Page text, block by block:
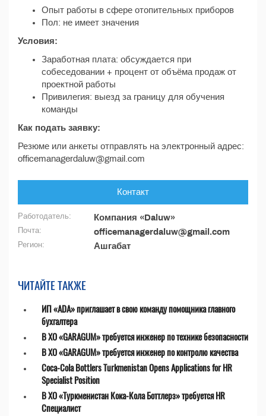
Опыт работы в сфере отопительных приборов
Пол: не имеет значения
Условия:
Заработная плата: обсуждается при
собеседовании + процент от объёма продаж от
проектной работы
Привилегия: выезд за границу для обучения
команды
Как подать заявку:
Резюме или анкеты отправлять на электронный адрес:
officemanagerdaluw@gmail.com
Контакт
Работодатель: Компания «Daluw»
Почта: officemanagerdaluw@gmail.com
Регион: Ашгабат
ЧИТАЙТЕ ТАКЖЕ
ИП «ADA» приглашает в свою команду помощника главного
бухгалтера
В ХО «GARAGUM» требуется инженер по технике безопасности
В ХО «GARAGUM» требуется инженер по контролю качества
Coca-Cola Bottlers Turkmenistan Opens Applications for HR
Specialist Position
В ХО «Туркменистан Кока-Кола Боттлерз» требуется HR
Специалист